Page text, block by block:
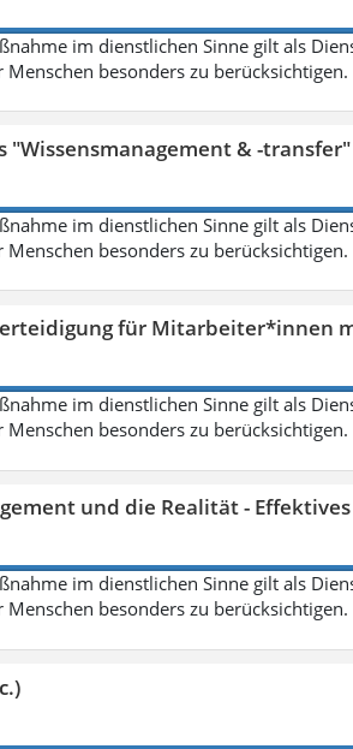
im dienstlichen Sinne gilt als
besonders zu berücksichtigen.
"Wissensmanagement & -
im dienstlichen Sinne gilt als
besonders zu berücksichtigen.
für Mitarbeiter*innen
im dienstlichen Sinne gilt als
besonders zu berücksichtigen.
und die Realität -
im dienstlichen Sinne gilt als
besonders zu berücksichtigen.